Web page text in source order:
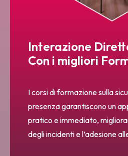
Interazione
Con i migliori
I corsi di formazione sulla
presenza garantiscono un
pratico e immediato,
degli incidenti e l’adesione